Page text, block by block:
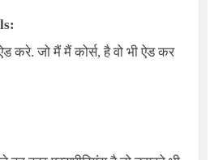
जो मैं मैं कोर्स, है वो भी ऐड कर